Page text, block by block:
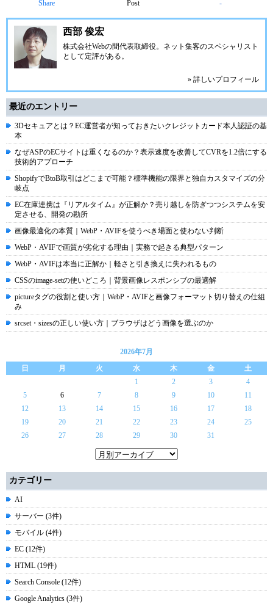
Share Post -
西部 俊宏
株式会社Webの間代表取締役。ネット集客のスペシャリスト
として定評がある。
» 詳しいプロフィール
最近のエントリー
3Dセキュアとは？EC運営者が知っておきたいクレジットカード本人認証の基
本
なぜASPのECサイトは重くなるのか？表示速度を改善してCVRを1.2倍にする
技術的アプローチ
ShopifyでBtoB取引はどこまで可能？標準機能の限界と独自カスタマイズの分
岐点
EC在庫連携は『リアルタイム』が正解か？売り越しを防ぎつつシステムを安
定させる、開発の勘所
画像最適化の本質｜WebP・AVIFを使うべき場面と使わない判断
WebP・AVIFで画質が劣化する理由｜実務で起きる典型パターン
WebP・AVIFは本当に正解か｜軽さと引き換えに失われるもの
CSSのimage-setの使いどころ｜背景画像レスポンシブの最適解
pictureタグの役割と使い方｜WebP・AVIFと画像フォーマット切り替えの仕組
み
srcset・sizesの正しい使い方｜ブラウザはどう画像を選ぶのか
2026年7月
日
月 火 水 木 金
土
1
2 3
4
5
6 7 8 9 10
11
12
13 14 15 16 17
18
19
20 21 22 23 24
25
26
27 28 29 30 31
カテゴリー
AI
サーバー (3件)
モバイル (4件)
EC (12件)
HTML (19件)
Search Console (12件)
Google Analytics (3件)